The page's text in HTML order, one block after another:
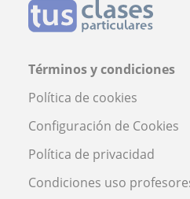
Términos y condiciones
Política de cookies
Configuración de Cookies
Política de privacidad
Condiciones uso